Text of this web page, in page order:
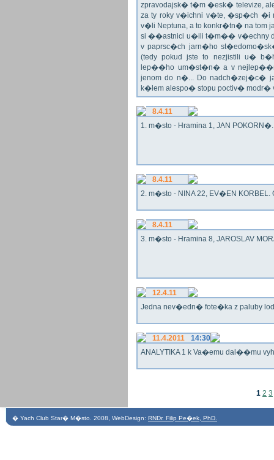
zpravodajsk� t�m �esk� televize,
za ty roky v�ichni v�te, �sp�ch
v�li Neptuna, a to konkr�tn� na tom
si ��astnici u�ili t�m�� v�echny
v paprsc�ch jarn�ho
(tedy pokud jste to nezjistili u�
lep��ho um�st�n� a v
jenom do n�... Do nadch�zej�c�
k�lem alespo� stopu poctiv�
8.4.11
1. m�sto - Hramina 1, JAN
8.4.11
2. m�sto - NINA 22, EV�EN KORBEL.
8.4.11
3. m�sto - Hramina 8, JAROSLAV
12.4.11
Jedna nev�edn� fote�ka z paluby
11.4.2011
14:30
ANALYTIKA 1 k Va�emu dal��mu
1 2 3
� Yach Club Star� M�sto. 2008, WebDesign: RNDr. Filip Pe�ek, PhD.